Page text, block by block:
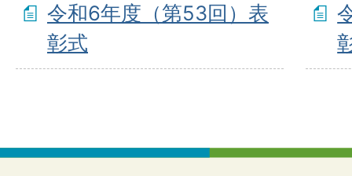
令和6年度（第53回）表
彰式